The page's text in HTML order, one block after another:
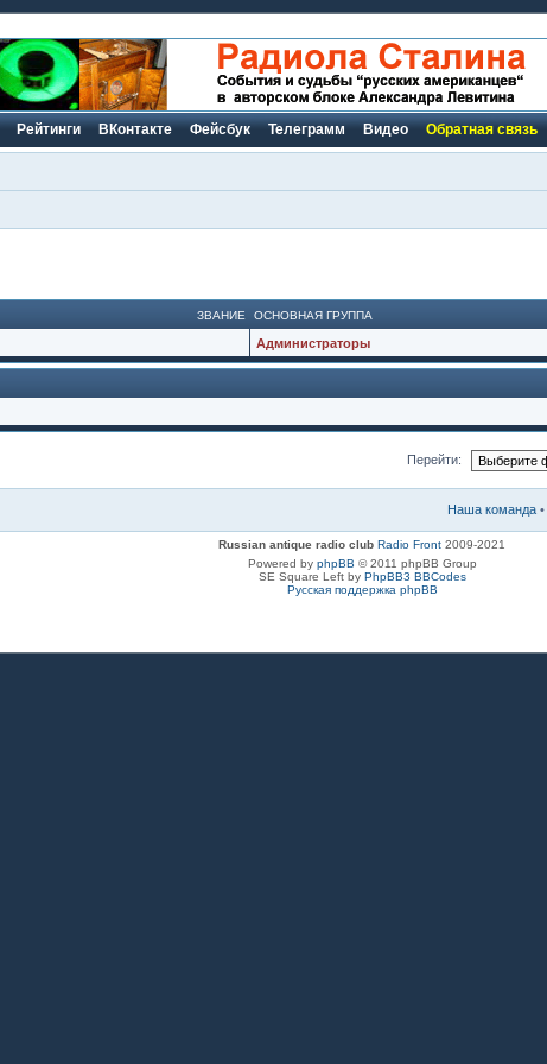
Рейтинги ВКонтакте Фейсбук Телеграмм Видео Обратная связь
ЗВАНИЕ ОСНОВНАЯ ГРУППА
Администраторы
Перейти:
Наша команда •
Russian antique radio club Radio Front 2009-2021
Powered by phpBB © 2011 phpBB Group
SE Square Left by PhpBB3 BBCodes
Русская поддержка phpBB